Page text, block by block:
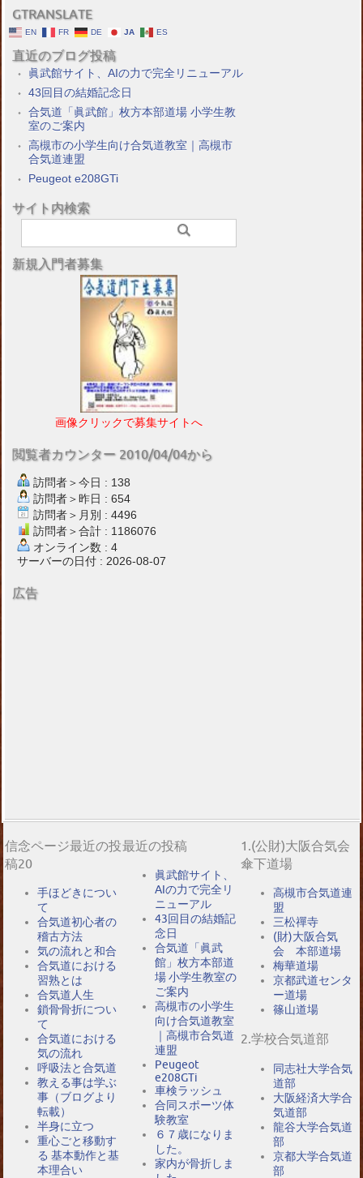
GTRANSLATE
EN FR DE JA ES
直近のブログ投稿
眞武館サイト、AIの力で完全リニューアル
43回目の結婚記念日
合気道「眞武館」枚方本部道場 小学生教
室のご案内
高槻市の小学生向け合気道教室｜高槻市
合気道連盟
Peugeot e208GTi
サイト内検索
新規入門者募集
画像クリックで募集サイトへ
閲覧者カウンター 2010/04/04から
訪問者＞今日 : 138
訪問者＞昨日 : 654
訪問者＞月別 : 4496
訪問者＞合計 : 1186076
オンライン数 : 4
サーバーの日付 : 2026-08-07
広告
信念ページ最近の投
稿20
手ほどきについ
て
合気道初心者の
稽古方法
気の流れと和合
合気道における
習熟とは
合気道人生
鎖骨骨折につい
て
合気道における
気の流れ
呼吸法と合気道
教える事は学ぶ
事（ブログより
転載）
半身に立つ
重心ごと移動す
る 基本動作と基
本理合い
最近の投稿
眞武館サイト、
AIの力で完全リ
ニューアル
43回目の結婚記
念日
合気道「眞武
館」枚方本部道
場 小学生教室の
ご案内
高槻市の小学生
向け合気道教室
｜高槻市合気道
連盟
Peugeot
e208GTi
車検ラッシュ
合同スポーツ体
験教室
６７歳になりま
した。
家内が骨折しま
1.(公財)大阪合気会
傘下道場
高槻市合気道連
盟
三松禪寺
(財)大阪合気
会 本部道場
梅華道場
京都武道センタ
ー道場
篠山道場
2.学校合気道部
同志社大学合気
道部
大阪経済大学合
気道部
龍谷大学合気道
部
京都大学合気道
部